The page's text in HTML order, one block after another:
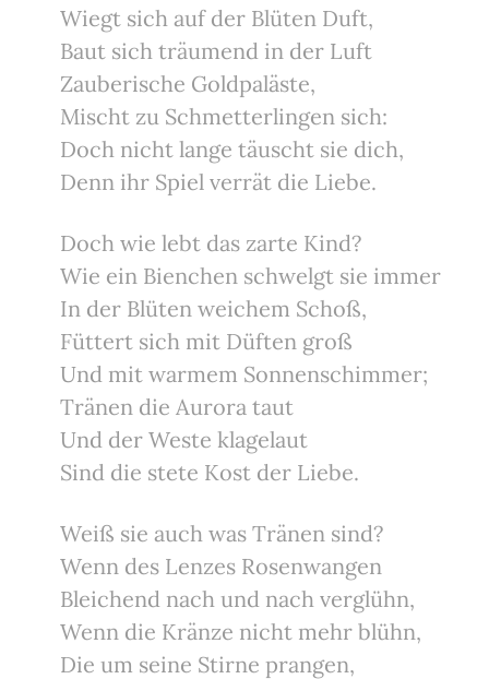
Wiegt sich auf der Blüten Duft,
Baut sich träumend in der Luft
Zauberische Goldpaläste,
Mischt zu Schmetterlingen sich:
Doch nicht lange täuscht sie dich,
Denn ihr Spiel verrät die Liebe.
Doch wie lebt das zarte Kind?
Wie ein Bienchen schwelgt sie immer
In der Blüten weichem Schoß,
Füttert sich mit Düften groß
Und mit warmem Sonnenschimmer;
Tränen die Aurora taut
Und der Weste klagelaut
Sind die stete Kost der Liebe.
Weiß sie auch was Tränen sind?
Wenn des Lenzes Rosenwangen
Bleichend nach und nach verglühn,
Wenn die Kränze nicht mehr blühn,
Die um seine Stirne prangen,